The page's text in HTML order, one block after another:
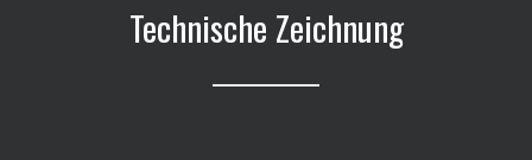
Technische Zeichnung